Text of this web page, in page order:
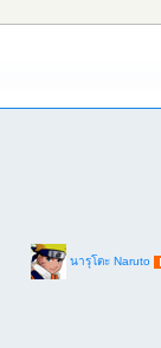
นารุโตะ Naruto